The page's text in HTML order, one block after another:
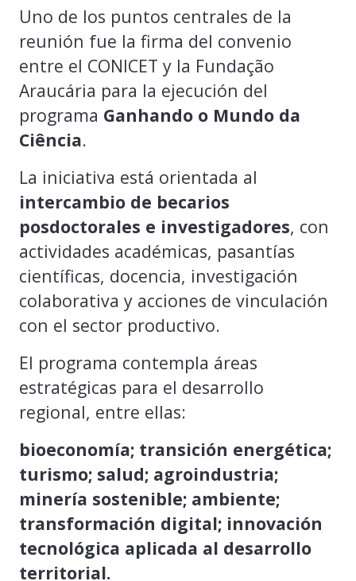
Uno de los puntos centrales de la
reunión fue la firma del convenio
entre el CONICET y la Fundação
Araucária para la ejecución del
programa Ganhando o Mundo da
Ciência.
La iniciativa está orientada al
intercambio de becarios
posdoctorales e investigadores, con
actividades académicas, pasantías
científicas, docencia, investigación
colaborativa y acciones de vinculación
con el sector productivo.
El programa contempla áreas
estratégicas para el desarrollo
regional, entre ellas:
bioeconomía; transición energética;
turismo; salud; agroindustria;
minería sostenible; ambiente;
transformación digital; innovación
tecnológica aplicada al desarrollo
territorial.